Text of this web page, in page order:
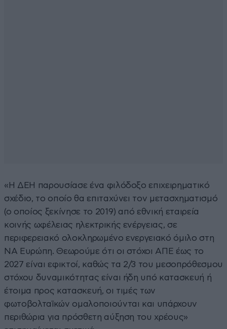
«Η ΔΕΗ παρουσίασε ένα φιλόδοξο επιχειρηματικό
σχέδιο, το οποίο θα επιταχύνει τον μετασχηματισμό
(ο οποίος ξεκίνησε το 2019) από εθνική εταιρεία
κοινής ωφέλειας ηλεκτρικής ενέργειας, σε
περιφερειακό ολοκληρωμένο ενεργειακό όμιλο στη
ΝΑ Ευρώπη. Θεωρούμε ότι οι στόχοι ΑΠΕ έως το
2027 είναι εφικτοί, καθώς τα 2/3 του μεσοπρόθεσμου
στόχου δυναμικότητας είναι ήδη υπό κατασκευή ή
έτοιμα προς κατασκευή, οι τιμές των
φωτοβολταϊκών ομαλοποιούνται και υπάρχουν
περιθώρια για πρόσθετη αύξηση του χρέους»